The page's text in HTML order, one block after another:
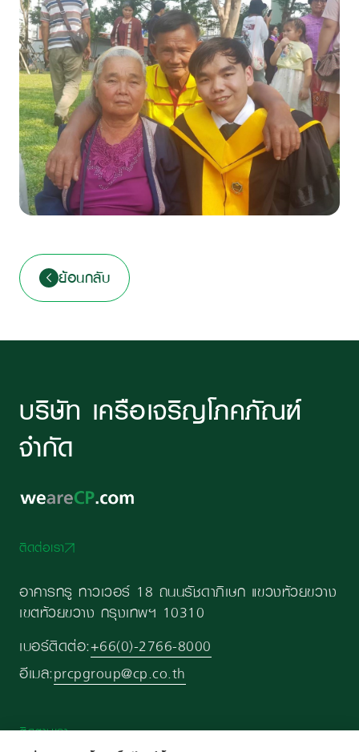
ย้อนกลับ
บริษัท เครือเจริญโภคภัณฑ์
จำกัด
ติดต่อเรา
อาคารทรู ทาวเวอร์ 18 ถนนรัชดาภิเษก แขวงห้วยขวาง
เขตห้วยขวาง กรุงเทพฯ 10310
เบอร์ติดต่อ:+66(0)-2766-8000
อีเมล:prcpgroup@cp.co.th
ติดตามเรา